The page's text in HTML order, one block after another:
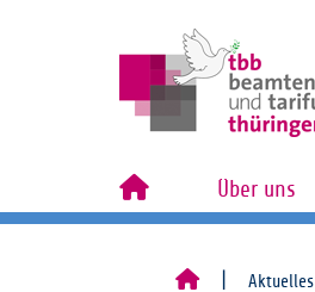
Über uns
Aktuelles